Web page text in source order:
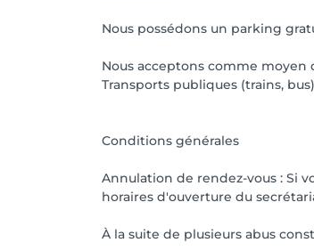
Nous possédons un parking
Nous acceptons comme moyen
Transports publiques (trains,
Conditions générales
Annulation de rendez-vous : Si
horaires d'ouverture du
À la suite de plusieurs abus